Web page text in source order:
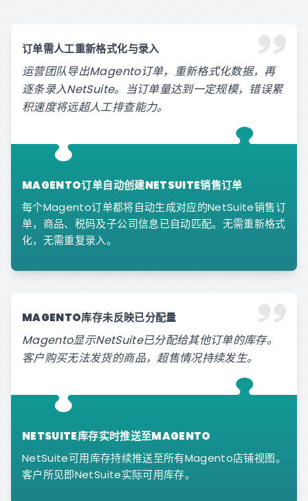
订单需人工重新格式化与录入
运营团队导出Magento订单，重新格式化数据，再
逐条录入NetSuite。当订单量达到一定规模，错误累
积速度将远超人工排查能力。
MAGENTO订单自动创建NETSUITE销售订单
每个Magento订单都将自动生成对应的NetSuite销售订
单，商品、税码及子公司信息已自动匹配。无需重新格式
化，无需重复录入。
MAGENTO库存未反映已分配量
Magento显示NetSuite已分配给其他订单的库存。
客户购买无法发货的商品，超售情况持续发生。
NETSUITE库存实时推送至MAGENTO
NetSuite可用库存持续推送至所有Magento店铺视图。
客户所见即NetSuite实际可用库存。